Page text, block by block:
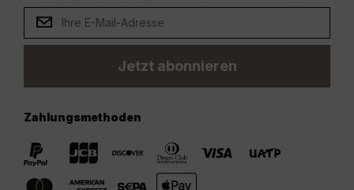
Jetzt abonnieren
Zahlungsmethoden